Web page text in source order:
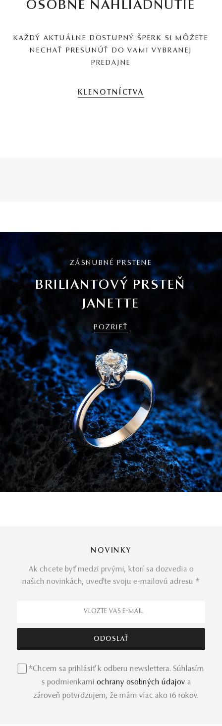
OSOBNÉ NAHLIADNUTIE
KAŽDÝ AKTUÁLNE DOSTUPNÝ ŠPERK SI MÔŽETE
NECHAŤ PRESUNÚŤ DO VAMI VYBRANEJ
PREDAJNE
KLENOTNÍCTVA
ZÁSNUBNÉ PRSTENE
BRILIANTOVÝ PRSTEŇ
JANETTE
POZRIEŤ
NOVINKY
Ak chcete byť medzi prvými, ktorí sa dozvedia o
našich novinkách, uveďte svoju e-mailovú adresu *
*Chcem sa prihlásiť k odberu newslettera. Súhlasím
s podmienkami ochrany osobných údajov a
zároveň potvrdzujem, že mám viac ako 16 rokov.